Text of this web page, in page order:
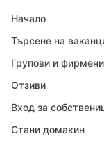
Начало
Търсене на
Групови и
Отзиви
Вход за
Стани домакин